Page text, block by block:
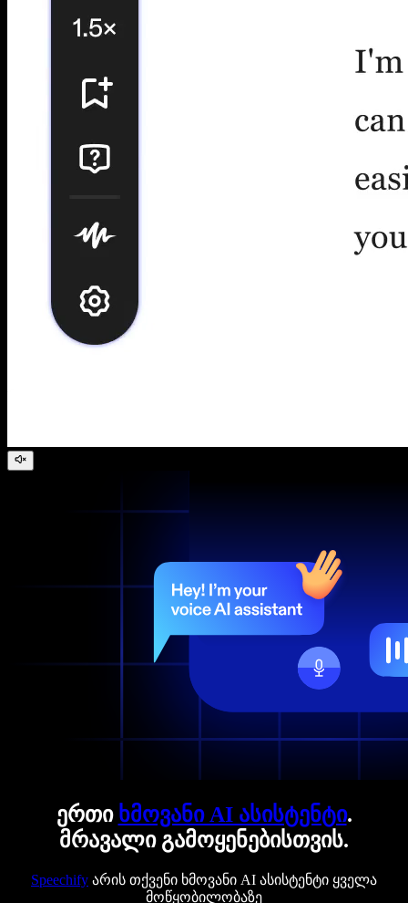
ერთი ხმოვანი AI ასისტენტი.
მრავალი გამოყენებისთვის.
Speechify არის თქვენი ხმოვანი AI ასისტენტი ყველა
მოწყობილობაზე